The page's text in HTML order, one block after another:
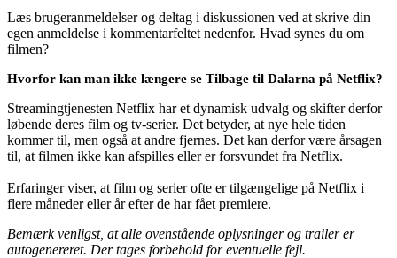
Læs brugeranmeldelser og deltag i diskussionen ved at skrive din
egen anmeldelse i kommentarfeltet nedenfor. Hvad synes du om
filmen?
Hvorfor kan man ikke længere se Tilbage til Dalarna på Netflix?
Streamingtjenesten Netflix har et dynamisk udvalg og skifter derfor
løbende deres film og tv-serier. Det betyder, at nye hele tiden
kommer til, men også at andre fjernes. Det kan derfor være årsagen
til, at filmen ikke kan afspilles eller er forsvundet fra Netflix.
Erfaringer viser, at film og serier ofte er tilgængelige på Netflix i
flere måneder eller år efter de har fået premiere.
Bemærk venligst, at alle ovenstående oplysninger og trailer er
autogenereret. Der tages forbehold for eventuelle fejl.